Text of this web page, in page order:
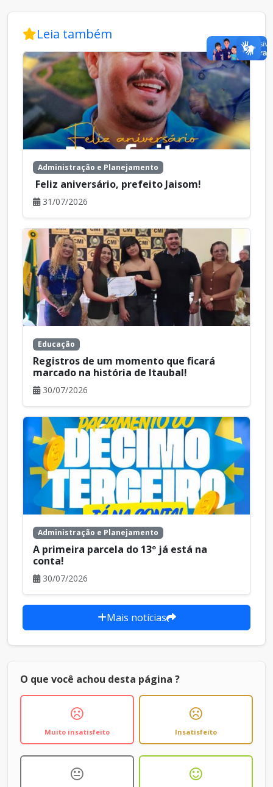
Leia também
Administração e Planejamento
Feliz aniversário, prefeito Jaisom!
31/07/2026
Educação
Registros de um momento que ficará
marcado na história de Itaubal!
30/07/2026
Administração e Planejamento
A primeira parcela do 13º já está na
conta!
30/07/2026
Mais notícias
O que você achou desta página ?
Muito insatisfeito Insatisfeito